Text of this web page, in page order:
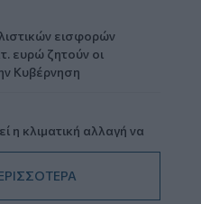
εισφορών
ευρώ ζητούν οι
Κυβέρνηση
η κλιματική αλλαγή να
κρίση;